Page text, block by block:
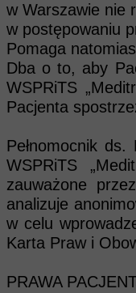
w Warszawie nie
w postępowaniu
Pomaga
Dba o to, aby
WSPRiTS
Pacjenta
Pełnomocnik
WSPRiTS
zauważone
analizuje
w celu
Karta Praw i
PRAWA
BIP
RODO
Sygnalista
Polityka
BOM
BOM 2026